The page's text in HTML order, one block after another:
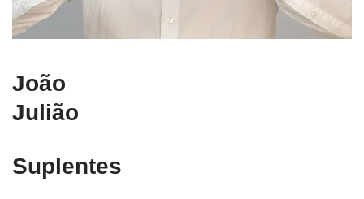
João
Julião
Suplentes